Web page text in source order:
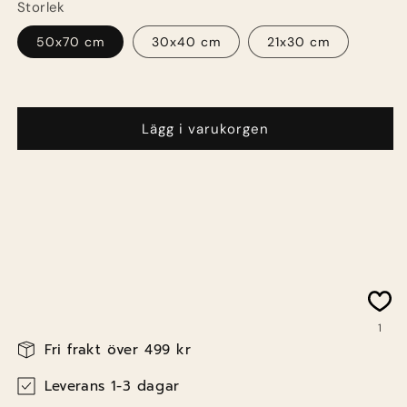
Storlek
50x70 cm 30x40 cm 21x30 cm
Lägg i varukorgen
1
Lagerhållningsenhet:
Fri frakt över 499 kr
Leverans 1-3 dagar